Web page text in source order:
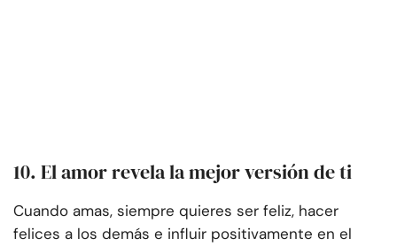
10. El amor revela la mejor versión de ti
Cuando amas, siempre quieres ser feliz, hacer
felices a los demás e influir positivamente en el